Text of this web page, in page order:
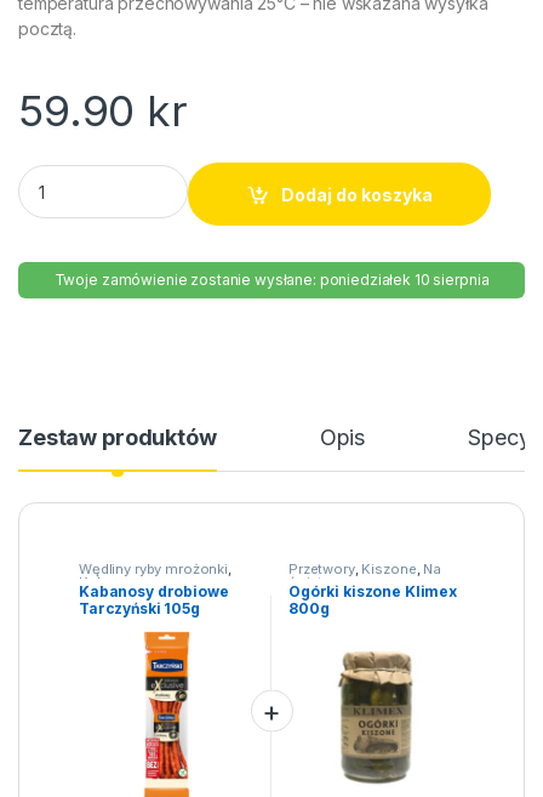
pocztą.
59.90 kr
Kabanosy drobiowe Tarczyński 105g quantity
Dodaj do koszyka
Twoje zamówienie zostanie wysłane: poniedziałek 10 sierpnia
Zestaw produktów Opis
Wędliny ryby mrożonki,
Kabanosy
Kabanosy drobiowe
Tarczyński 105g
Przetwory, Kiszone, Na
święta
Ogórki kiszone Klimex
800g